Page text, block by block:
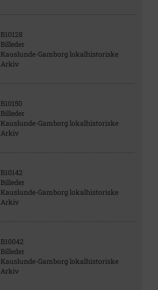
B10128
Billeder
Kauslunde-Gamborg lokalhistoriske
Arkiv
B10150
Billeder
Kauslunde-Gamborg lokalhistoriske
Arkiv
B10142
Billeder
Kauslunde-Gamborg lokalhistoriske
Arkiv
B10042
Billeder
Kauslunde-Gamborg lokalhistoriske
Arkiv